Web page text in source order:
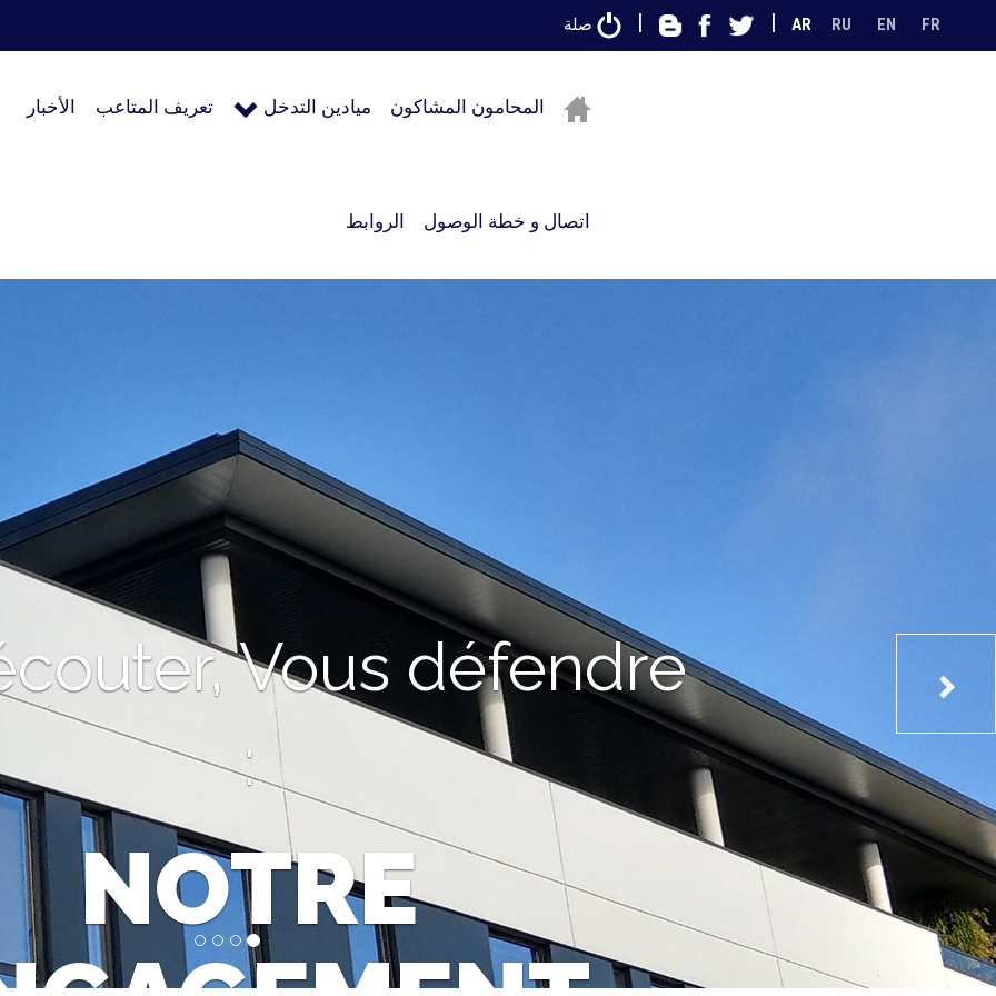
FR
EN
RU
AR
|
| صلة
المحامون المشاكون ميادين التدخل تعريف المتاعب الأخبار
اتصال و خطة الوصول الروابط
Vous défendre
:
NOTRE